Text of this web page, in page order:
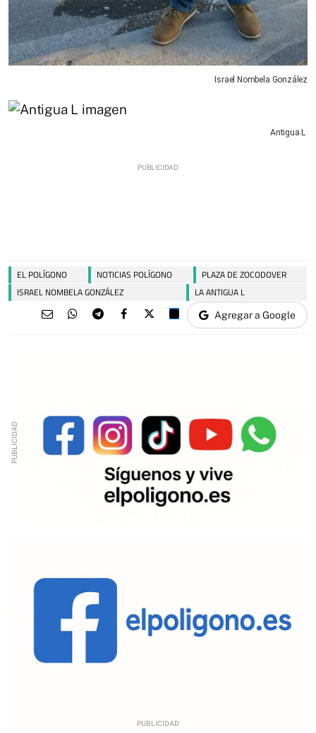
Israel Nombela González
Antigua L
EL POLÍGONO NOTICIAS POLÍGONO
PLAZA DE ZOCODOVER
ISRAEL NOMBELA GONZÁLEZ
LA ANTIGUA L
Agregar a Google